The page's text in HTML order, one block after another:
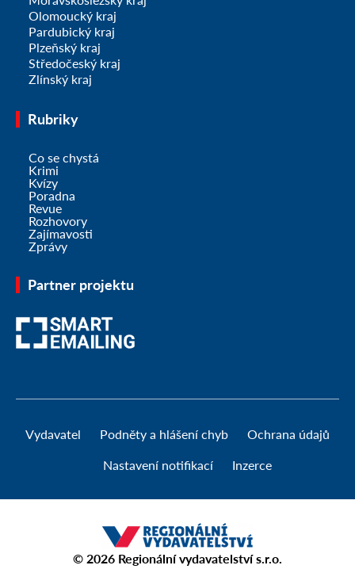
Olomoucký kraj
Pardubický kraj
Plzeňský kraj
Středočeský kraj
Zlínský kraj
Rubriky
Co se chystá
Krimi
Kvízy
Poradna
Revue
Rozhovory
Zajímavosti
Zprávy
Partner projektu
Vydavatel Podněty a hlášení chyb Ochrana údajů
Nastavení notifikací Inzerce
© 2026 Regionální vydavatelství s.r.o.